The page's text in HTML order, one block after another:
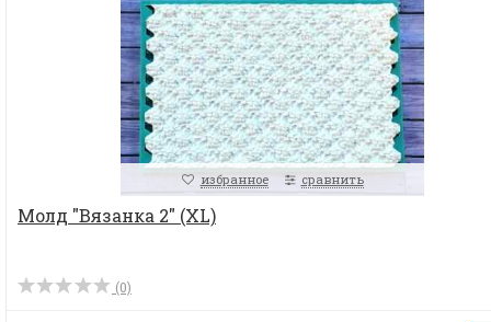
избранное сравнить
Молд "Вязанка 2" (XL)
(0)